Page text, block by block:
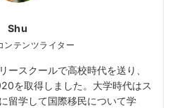
Shu
ンテンツライター
ースクールで高校時代を送り、
を取得しました。大学時代はス
留学して国際移民について学